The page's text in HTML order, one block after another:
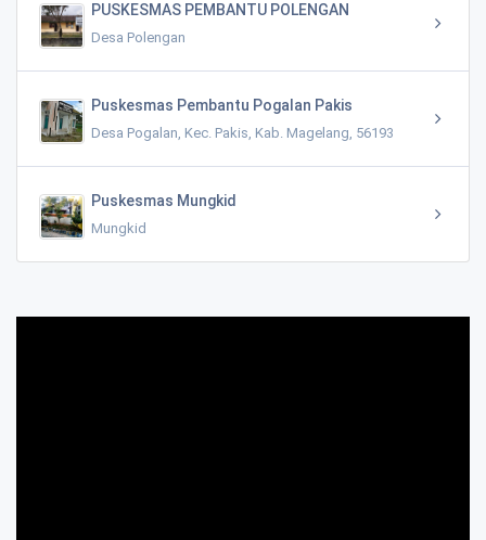
PUSKESMAS PEMBANTU POLENGAN
Desa Polengan
Puskesmas Pembantu Pogalan Pakis
Desa Pogalan, Kec. Pakis, Kab. Magelang, 56193
Puskesmas Mungkid
Mungkid